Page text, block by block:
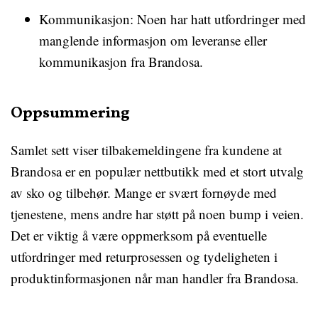
Kommunikasjon: Noen har hatt utfordringer med
manglende informasjon om leveranse eller
kommunikasjon fra Brandosa.
Oppsummering
Samlet sett viser tilbakemeldingene fra kundene at
Brandosa er en populær nettbutikk med et stort utvalg
av sko og tilbehør. Mange er svært fornøyde med
tjenestene, mens andre har støtt på noen bump i veien.
Det er viktig å være oppmerksom på eventuelle
utfordringer med returprosessen og tydeligheten i
produktinformasjonen når man handler fra Brandosa.